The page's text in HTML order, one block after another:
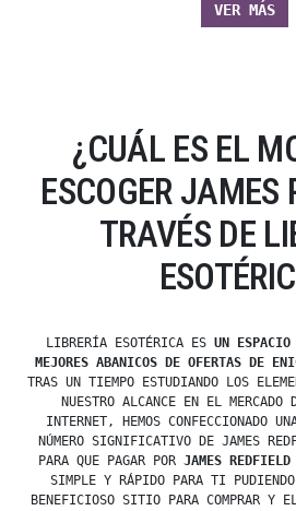
VER MÁS
¿CUÁL ES EL
ESCOGER JAMES
TRAVÉS DE
LIBRERÍA ESOTÉRICA ES UN
MEJORES ABANICOS DE OFERTAS DE
TRAS UN TIEMPO ESTUDIANDO LOS
NUESTRO ALCANCE EN EL MERCADO
INTERNET, HEMOS CONFECCIONADO
NÚMERO SIGNIFICATIVO DE JAMES
PARA QUE PAGAR POR JAMES REDFIELD
SIMPLE Y RÁPIDO PARA TI
BENEFICIOSO SITIO PARA COMPRAR Y